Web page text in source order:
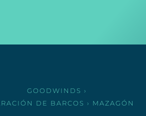
GOODWINDS ›
DE BARCOS › MAZAGÓN